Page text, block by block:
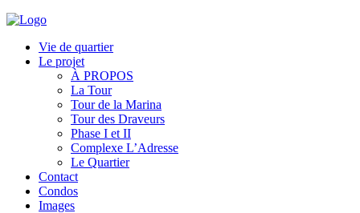
Vie de quartier
Le projet
À PROPOS
La Tour
Tour de la Marina
Tour des Draveurs
Phase I et II
Complexe L’Adresse
Le Quartier
Contact
Condos
Images